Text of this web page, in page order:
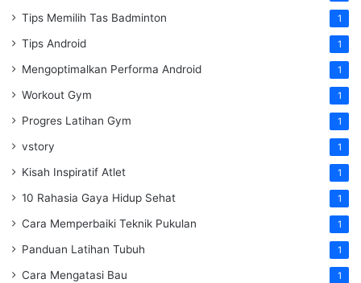
Tips Memilih Tas Badminton 1
Tips Android 1
Mengoptimalkan Performa Android 1
Workout Gym 1
Progres Latihan Gym 1
vstory 1
Kisah Inspiratif Atlet 1
10 Rahasia Gaya Hidup Sehat 1
Cara Memperbaiki Teknik Pukulan 1
Panduan Latihan Tubuh 1
Cara Mengatasi Bau 1